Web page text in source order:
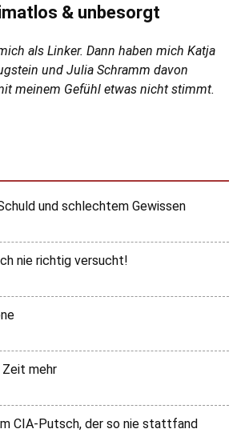
& unbesorgt
als Linker. Dann haben mich Katja
und Julia Schramm davon
meinem Gefühl etwas nicht stimmt.
und schlechtem Gewissen
nie richtig versucht!
Zeit mehr
CIA-Putsch, der so nie stattfand